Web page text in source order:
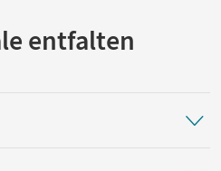
entfalten